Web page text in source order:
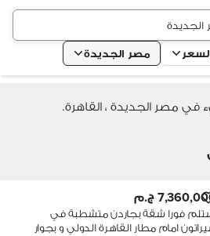
مصر الجديدة
مصر الجديدة ، القاهرة.
ج.م
فورا شقة بجاردن متشطبة في
امام مطار القاهرة الدولي و بجوار